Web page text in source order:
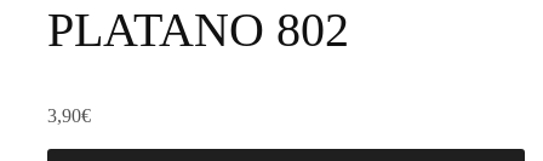
PLATANO 802
3,90€